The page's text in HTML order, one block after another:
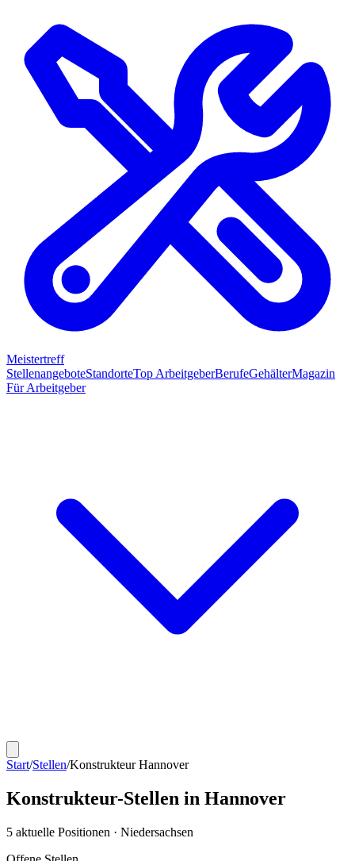
Meistertreff
StellenangeboteStandorteTop ArbeitgeberBerufeGehälterMagazin
Für Arbeitgeber
Start/Stellen/Konstrukteur Hannover
Konstrukteur-Stellen in Hannover
5 aktuelle Positionen · Niedersachsen